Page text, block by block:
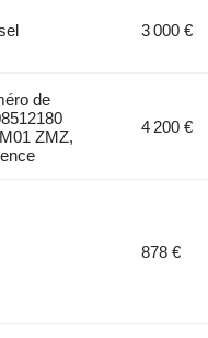
3 000 €
de
ZMZ,
4 200 €
878 €